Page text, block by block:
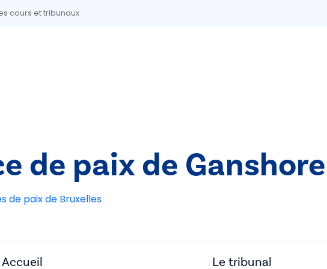
cours et tribunaux
de paix de
de paix de Bruxelles
Accueil Le tribunal